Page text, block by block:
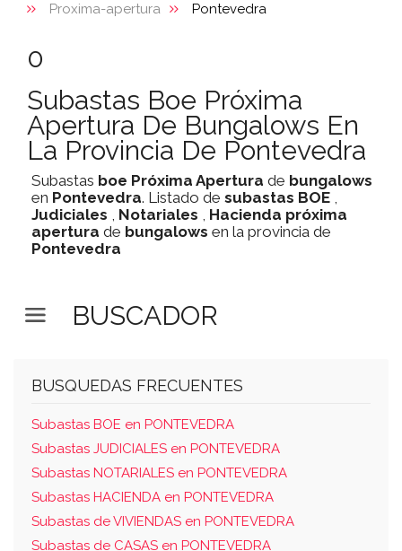
Proxima-apertura
Pontevedra
0
Subastas Boe Próxima
Apertura De Bungalows En
La Provincia De Pontevedra
Subastas boe Próxima Apertura de bungalows
en Pontevedra. Listado de subastas BOE ,
Judiciales , Notariales , Hacienda próxima
apertura de bungalows en la provincia de
Pontevedra
BUSCADOR
BUSQUEDAS FRECUENTES
Subastas BOE en PONTEVEDRA
Subastas JUDICIALES en PONTEVEDRA
Subastas NOTARIALES en PONTEVEDRA
Subastas HACIENDA en PONTEVEDRA
Subastas de VIVIENDAS en PONTEVEDRA
Subastas de CASAS en PONTEVEDRA